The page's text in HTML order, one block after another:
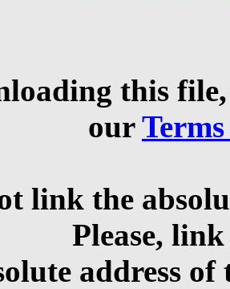
this
our
link the
Please,
address